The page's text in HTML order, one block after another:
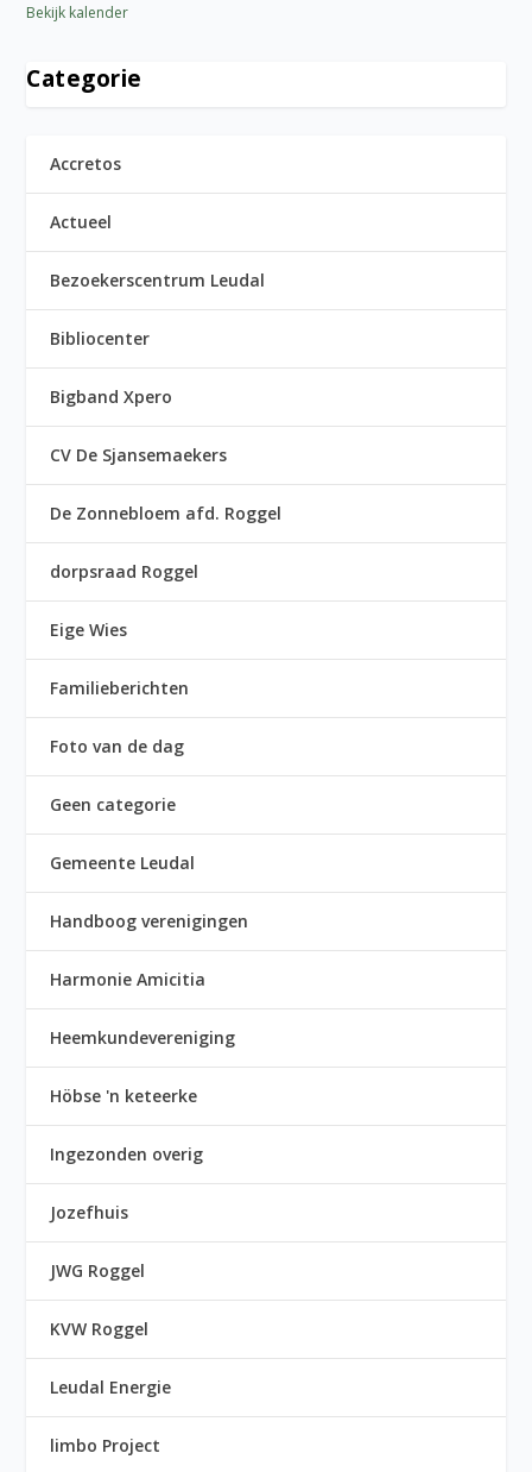
Bekijk kalender
Categorie
Accretos
Actueel
Bezoekerscentrum Leudal
Bibliocenter
Bigband Xpero
CV De Sjansemaekers
De Zonnebloem afd. Roggel
dorpsraad Roggel
Eige Wies
Familieberichten
Foto van de dag
Geen categorie
Gemeente Leudal
Handboog verenigingen
Harmonie Amicitia
Heemkundevereniging
Höbse 'n keteerke
Ingezonden overig
Jozefhuis
JWG Roggel
KVW Roggel
Leudal Energie
limbo Project